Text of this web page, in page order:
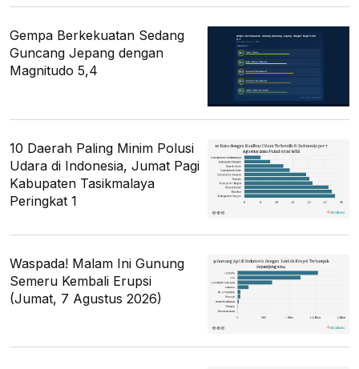
Gempa Berkekuatan Sedang
Guncang Jepang dengan
Magnitudo 5,4
10 Daerah Paling Minim Polusi
Udara di Indonesia, Jumat Pagi
Kabupaten Tasikmalaya
Peringkat 1
Waspada! Malam Ini Gunung
Semeru Kembali Erupsi
(Jumat, 7 Agustus 2026)